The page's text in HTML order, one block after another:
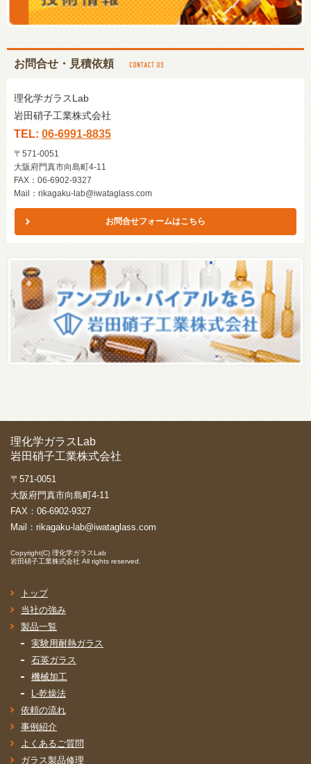
お問合せ・見積依頼
理化学ガラスLab
岩田硝子工業株式会社
TEL: 06-6991-8835
〒571-0051
大阪府門真市向島町4-11
FAX：06-6902-9327
Mail： rikagaku-lab@iwataglass.com
お問合せフォームはこちら
理化学ガラスLab
岩田硝子工業株式会社
〒571-0051
大阪府門真市向島町4-11
FAX：06-6902-9327
Mail： rikagaku-lab@iwataglass.com
Copyright(C) 理化学ガラスLab
岩田硝子工業株式会社 All rights reserved.
トップ
当社の強み
製品一覧
実験用耐熱ガラス
石英ガラス
機械加工
L-乾燥法
依頼の流れ
事例紹介
よくあるご質問
ガラス製品修理